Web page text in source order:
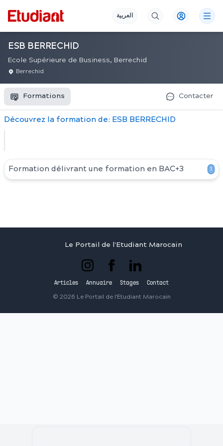
العربية
ESB BERRECHID
Ecole Supérieure de Business, Berrechid
Berrechid
Formations Contacter
Découvrez la formation de: ESB BERRECHID
Formation délivrant une formation en BAC+3 1
Le Portail de l'Etudiant Marocain
Articles Annuaire Stages Contact
© 2026 Le Portail de l'Etudiant Marocain